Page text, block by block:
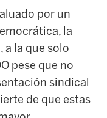
por un
la
a la que solo
pese que no
sindical
de que estas